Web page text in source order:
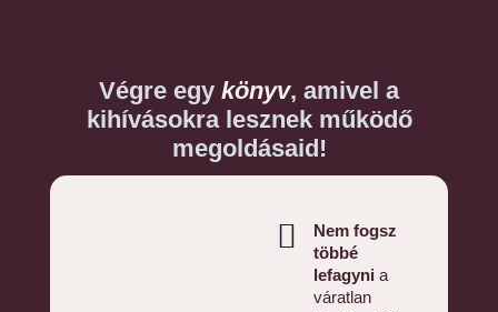
Végre egy könyv, amivel a
kihívásokra lesznek működő
megoldásaid!
Nem fogsz
többé
lefagynia
váratlan